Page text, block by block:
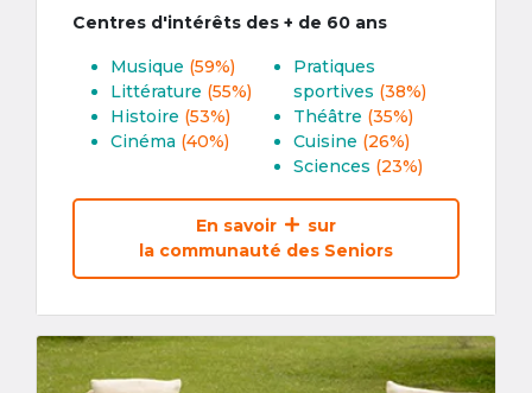
Centres d'intérêts des + de 60 ans
Musique (59%)
Littérature (55%)
Histoire (53%)
Cinéma (40%)
Pratiques
sportives (38%)
Théâtre (35%)
Cuisine (26%)
Sciences (23%)
En savoir
sur
la communauté des Seniors